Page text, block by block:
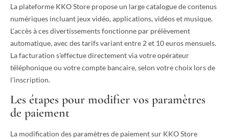
La plateforme KKO Store propose un large catalogue de contenus
numériques incluant jeux vidéo, applications, vidéos et musique.
L'accès à ces divertissements fonctionne par prélèvement
automatique, avec des tarifs variant entre 2 et 10 euros mensuels.
La facturation s'effectue directement via votre opérateur
téléphonique ou votre compte bancaire, selon votre choix lors de
l'inscription.
Les étapes pour modifier vos paramètres
de paiement
La modification des paramètres de paiement sur KKO Store